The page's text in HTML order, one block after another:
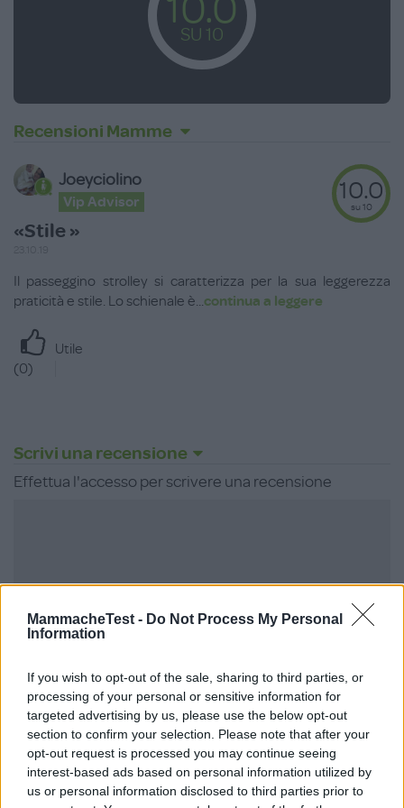
MammacheTest - Do Not Process My Personal
Information
If you wish to opt-out of the sale, sharing to third parties, or
processing of your personal or sensitive information for
targeted advertising by us, please use the below opt-out
section to confirm your selection. Please note that after your
opt-out request is processed you may continue seeing
interest-based ads based on personal information utilized by
us or personal information disclosed to third parties prior to
SU 10
Recensioni Mamme
Joeyciolino
Vip Advisor
«Stile »
10.0
su 10
Il passeggino strolley si caratterizza per la sua leggerezza
praticità e stile. Lo schienale è...continua a leggere
Utile
(0)
Scrivi una recensione
Effettua l'accesso per scrivere una recensione
MammacheTest?
LOGIN